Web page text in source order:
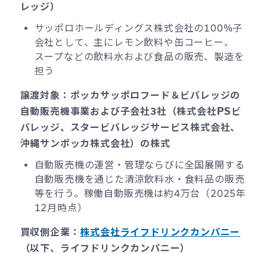
レッジ）
サッポロホールディングス株式会社の100%子
会社として、主にレモン飲料や缶コーヒー、
スープなどの飲料水および食品の販売、製造を
担う
譲渡対象：ポッカサッポロフード＆ビバレッジの
自動販売機事業および子会社3社（株式会社PSビ
バレッジ、スタービバレッジサービス株式会社、
沖縄サンポッカ株式会社）の株式
自動販売機の運営・管理ならびに全国展開する
自動販売機を通じた清涼飲料水・食料品の販売
等を行う。稼働自動販売機は約4万台（2025年
12月時点）
買収側企業：株式会社ライフドリンクカンパニー
（以下、ライフドリンクカンパニー）